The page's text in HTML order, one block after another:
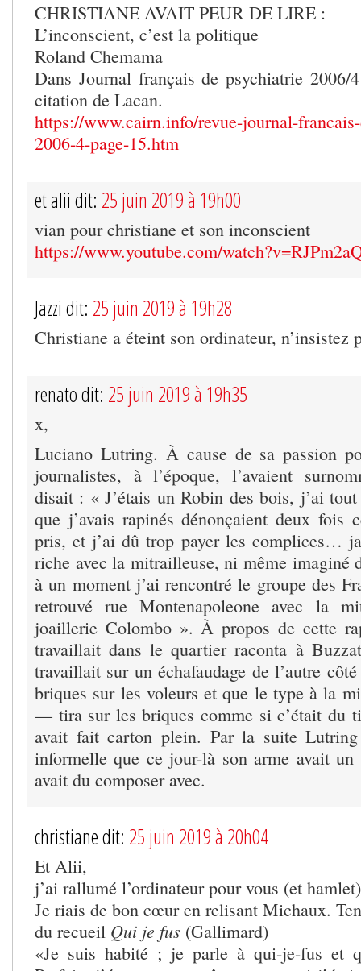
CHRISTIANE AVAIT PEUR DE LIRE :
L’inconscient, c’est la politique
Roland Chemama
Dans Journal français de psychiatrie 2006/
citation de Lacan.
https://www.cairn.info/revue-journal-
2006-4-page-15.htm
et alii dit: 25 juin 2019 à 19h00
vian pour christiane et son inconscient
https://www.youtube.com/
Jazzi dit: 25 juin 2019 à 19h28
Christiane a éteint son ordinateur, n’insistez
renato dit: 25 juin 2019 à 19h35
x,
Luciano Lutring. À cause de sa passion
journalistes, à l’époque, l’avaient
disait : « J’étais un Robin des bois, j’ai
que j’avais rapinés dénonçaient deux fois
pris, et j’ai dû trop payer les complices…
riche avec la mitrailleuse, ni même imaginé
à un moment j’ai rencontré le groupe des
retrouvé rue Montenapoleone avec la
joaillerie Colombo ». À propos de cette
travaillait dans le quartier raconta à
travaillait sur un échafaudage de l’autre
briques sur les voleurs et que le type à la
— tira sur les briques comme si c’était du
avait fait carton plein. Par la suite
informelle que ce jour-là son arme avait
avait du composer avec.
christiane dit: 25 juin 2019 à 20h04
Et Alii,
j’ai rallumé l’ordinateur pour vous (et
Je riais de bon cœur en relisant Michaux.
du recueil Qui je fus (Gallimard)
«Je suis habité ; je parle à qui-je-fus et